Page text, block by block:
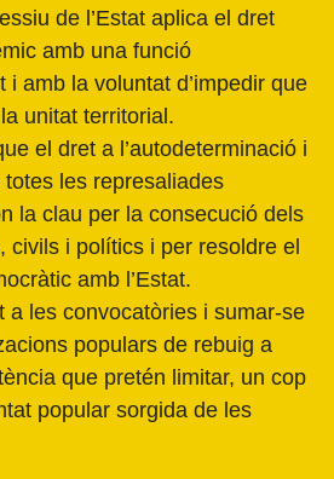
de l’Estat aplica el dret
amb una funció
i amb la voluntat d’impedir que
unitat territorial.
el dret a l’autodeterminació i
totes les represaliades
la clau per la consecució dels
civils i polítics i per resoldre el
amb l’Estat.
a les convocatòries i sumar-se
populars de rebuig a
que pretén limitar, un cop
popular sorgida de les